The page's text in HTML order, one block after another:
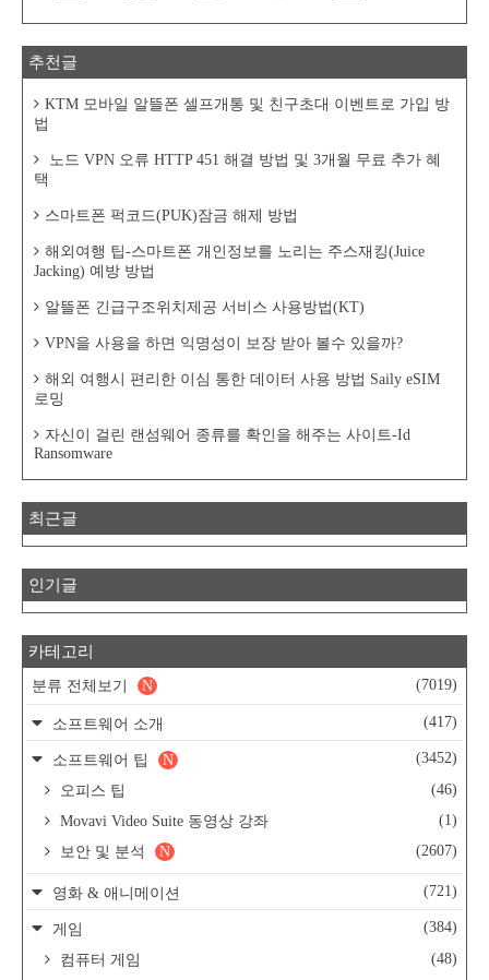
추천글
KTM 모바일 알뜰폰 셀프개통 및 친구초대 이벤트로 가입 방
법
노드 VPN 오류 HTTP 451 해결 방법 및 3개월 무료 추가 혜
택
스마트폰 퍽코드(PUK)잠금 해제 방법
해외여행 팁-스마트폰 개인정보를 노리는 주스재킹(Juice
Jacking) 예방 방법
알뜰폰 긴급구조위치제공 서비스 사용방법(KT)
VPN을 사용을 하면 익명성이 보장 받아 볼수 있을까?
해외 여행시 편리한 이심 통한 데이터 사용 방법 Saily eSIM
로밍
자신이 걸린 랜섬웨어 종류를 확인을 해주는 사이트-Id
Ransomware
최근글
인기글
카테고리
분류 전체보기 (7019)
N
소프트웨어 소개 (417)
소프트웨어 팁 (3452)
N
오피스 팁
(46)
Movavi Video Suite 동영상 강좌
(1)
보안 및 분석
(2607)
N
영화 & 애니메이션 (721)
게임
(384)
컴퓨터 게임
(48)